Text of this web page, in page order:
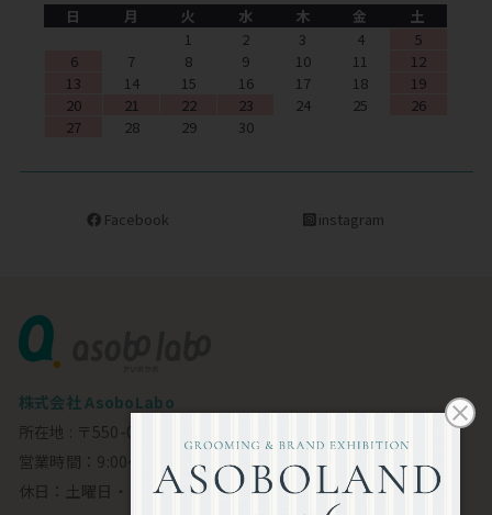
日
月 火 水 木 金
土
1
2 3 4
5
6
7 8 9 10 11
12
13
14 15 16 17 18
19
20
21 22 23 24 25
26
27
28 29 30
Facebook instagram
株式会社 AsoboLabo
所在地 : 〒550-0002 大阪市西区江戸堀1-23-11 6F
営業時間：9:00～18:00
休日：土曜日・日曜日・祝日